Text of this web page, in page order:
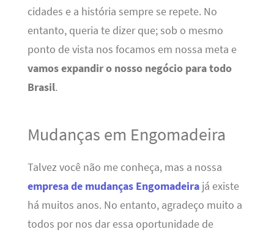
cidades e a história sempre se repete. No
entanto, queria te dizer que; sob o mesmo
ponto de vista nos focamos em nossa meta e
vamos expandir o nosso negócio para todo
Brasil.
Mudanças em Engomadeira
Talvez você não me conheça, mas a nossa
empresa de mudanças Engomadeirajá existe
há muitos anos. No entanto, agradeço muito a
todos por nos dar essa oportunidade de